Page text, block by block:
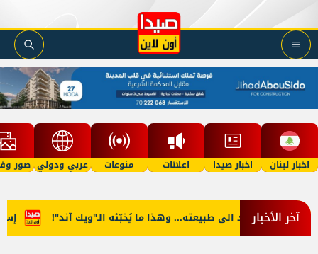
اخبار لبنان اخبار صيدا اعلانات منوعات عربي ودولي صور
آخر الأخبار
آب يعود الى طبيعته... وهذا ما يُخبّئه الـ"ويك آند"!